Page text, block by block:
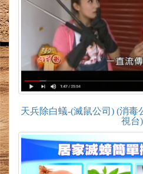
天兵除白蟻-(滅鼠公司) (消毒
視台)